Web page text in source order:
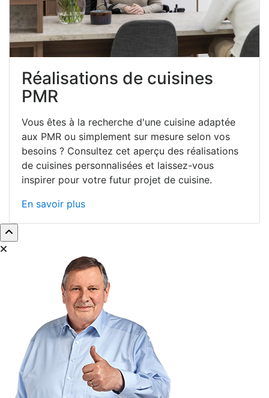
Réalisations de cuisines
PMR
Vous êtes à la recherche d'une cuisine adaptée
aux PMR ou simplement sur mesure selon vos
besoins ? Consultez cet aperçu des réalisations
de cuisines personnalisées et laissez-vous
inspirer pour votre futur projet de cuisine.
En savoir plus